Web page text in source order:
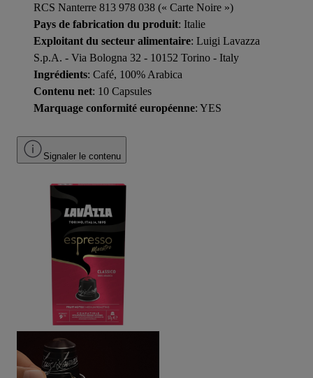
RCS Nanterre 813 978 038 (« Carte Noire »)
Pays de fabrication du produit: Italie
Exploitant du secteur alimentaire: Luigi Lavazza
S.p.A. - Via Bologna 32 - 10152 Torino - Italy
Ingrédients: Café, 100% Arabica
Contenu net: 10 Capsules
Marquage conformité européenne: YES
Signaler le contenu